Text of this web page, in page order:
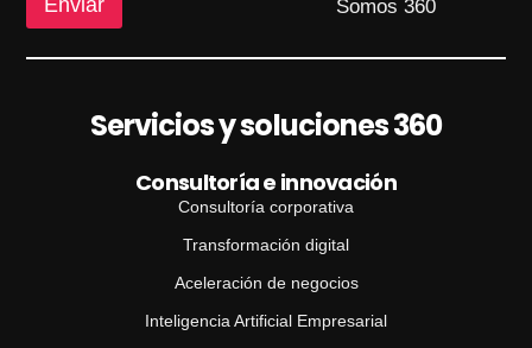
Somos 360
Servicios y soluciones 360
Consultoría e innovación
Consultoría corporativa
Transformación digital
Aceleración de negocios
Inteligencia Artificial Empresarial